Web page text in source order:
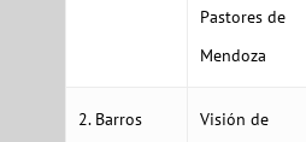
Pastores de
Mendoza
2. Barros
Visión de